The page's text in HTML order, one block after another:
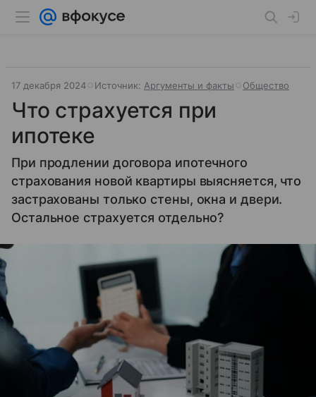
17 декабря 2024 Источник: Аргументы и факты Общество
Что страхуется при
ипотеке
При продлении договора ипотечного
страхования новой квартиры выясняется, что
застрахованы только стены, окна и двери.
Остальное страхуется отдельно?